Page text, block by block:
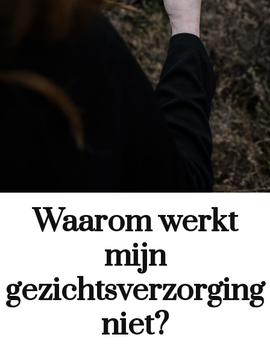
Waarom werkt
mijn
gezichtsverzorging
niet?